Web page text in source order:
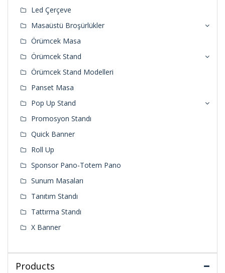
Led Çerçeve
Masaüstü Broşürlükler
Örümcek Masa
Örümcek Stand
Örümcek Stand Modelleri
Panset Masa
Pop Up Stand
Promosyon Standı
Quick Banner
Roll Up
Sponsor Pano-Totem Pano
Sunum Masaları
Tanıtım Standı
Tattırma Standı
X Banner
Products